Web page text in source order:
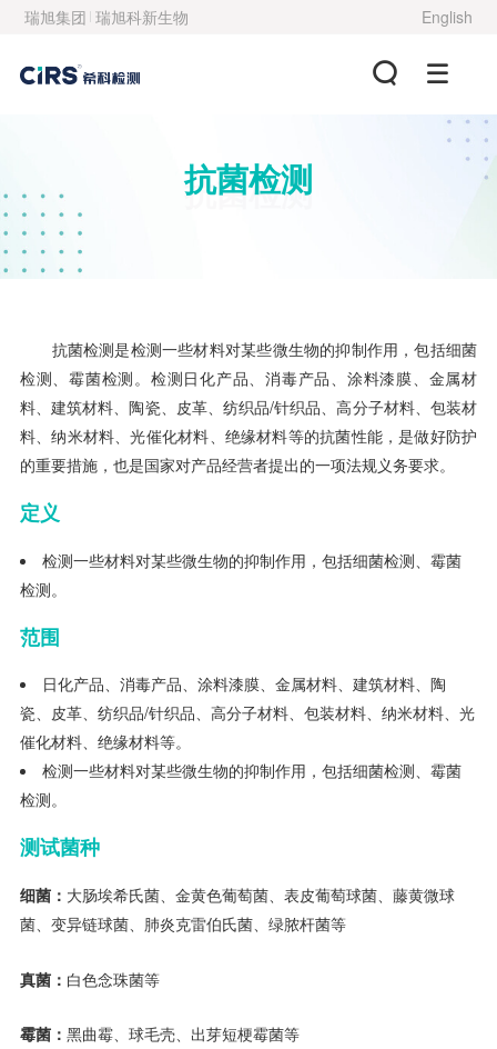
瑞旭集团 瑞旭科新生物 English
抗菌检测
抗菌检测
抗菌检测是检测一些材料对某些微生物的抑制作用，包括细菌
检测、霉菌检测。检测日化产品、消毒产品、涂料漆膜、金属材
料、建筑材料、陶瓷、皮革、纺织品/针织品、高分子材料、包装材
料、纳米材料、光催化材料、绝缘材料等的抗菌性能，是做好防护
的重要措施，也是国家对产品经营者提出的一项法规义务要求。
定义
检测一些材料对某些微生物的抑制作用，包括细菌检测、霉菌
检测。
范围
日化产品、消毒产品、涂料漆膜、金属材料、建筑材料、陶
瓷、皮革、纺织品/针织品、高分子材料、包装材料、纳米材料、光
催化材料、绝缘材料等。
检测一些材料对某些微生物的抑制作用，包括细菌检测、霉菌
检测。
测试菌种
细菌： 大肠埃希氏菌、金黄色葡萄菌、表皮葡萄球菌、藤黄微球
菌、变异链球菌、肺炎克雷伯氏菌、绿脓杆菌等
真菌： 白色念珠菌等
霉菌： 黑曲霉、球毛壳、出芽短梗霉菌等